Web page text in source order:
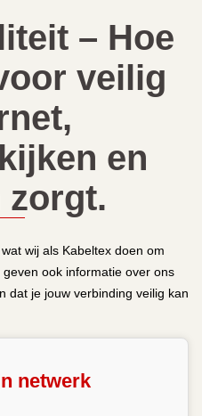
– Hoe
veilig
en
zorgt.
wij als Kabeltex doen om
ook informatie over ons
dat je jouw verbinding veilig kan
netwerk